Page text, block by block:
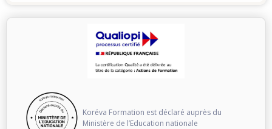
Koréva Formation est déclaré auprès du
Ministère de l’Education nationale